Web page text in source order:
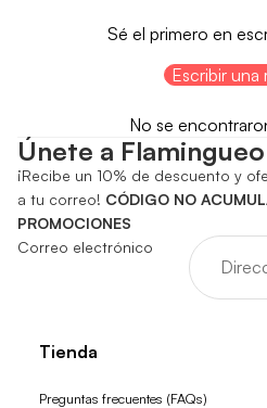
Sé el primero en
Escribir una
No se
Únete a Flamingueo
¡Recibe un 10% de descuento y
a tu correo! CÓDIGO NO
PROMOCIONES
Correo electrónico
Tienda
Preguntas frecuentes (FAQs)